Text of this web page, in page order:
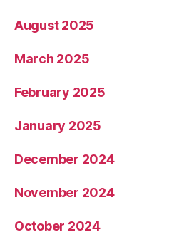
August 2025
March 2025
February 2025
January 2025
December 2024
November 2024
October 2024